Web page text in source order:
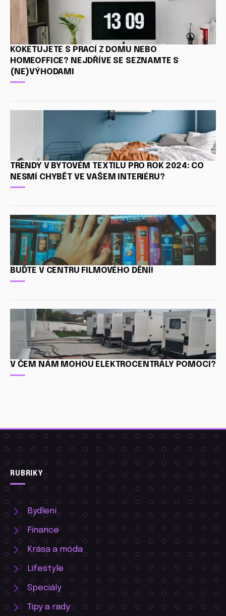
KOKETUJETE S PRACÍ Z DOMU NEBO
HOMEOFFICE? NEJDŘÍVE SE SEZNAMTE S
(NE)VÝHODAMI
TRENDY V BYTOVÉM TEXTILU PRO ROK 2024: CO
NESMÍ CHYBĚT VE VAŠEM INTERIÉRU?
BUĎTE V CENTRU FILMOVÉHO DĚNÍ!
V ČEM NÁM MOHOU ELEKTROCENTRÁLY POMOCI?
RUBRIKY
Bydlení
Finance
Krása a móda
Lifestyle
Speciály
Tipy a rady